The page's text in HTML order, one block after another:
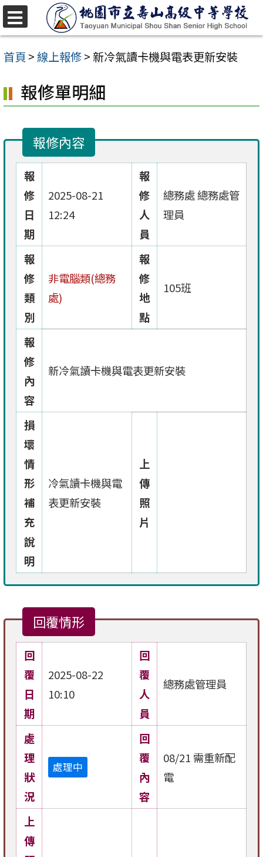
跳
至
主
內
容
首頁 >線上報修> 新冷氣讀卡機與電表更新安裝
報修單明細
報修內容
報
修
日
期
2025-08-21
12:24
報
修
人
員
總務處 總務處管
理員
報
修
類
別
非電腦類(總務
處)
報
修
地
點
105班
報
修
內
容
新冷氣讀卡機與電表更新安裝
損
壞
情
形
補
充
說
明
冷氣讀卡機與電
表更新安裝
上
傳
照
片
回覆情形
回
覆
日
期
2025-08-22
10:10
回
覆
人
員
總務處管理員
處
理
狀
況
處理中
回
覆
內
容
08/21 需重新配
電
上
傳
選
單